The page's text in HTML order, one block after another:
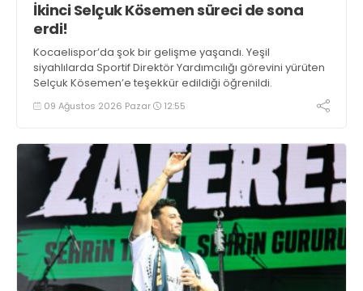
İkinci Selçuk Kösemen süreci de sona
erdi!
Kocaelispor’da şok bir gelişme yaşandı. Yeşil
siyahlılarda Sportif Direktör Yardımcılığı görevini yürüten
Selçuk Kösemen’e teşekkür edildiği öğrenildi.
09 Ağustos 2026 Pazar 12:55